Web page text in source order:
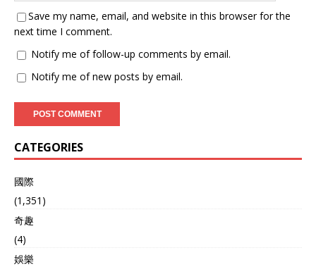
Save my name, email, and website in this browser for the
next time I comment.
Notify me of follow-up comments by email.
Notify me of new posts by email.
CATEGORIES
國際
(1,351)
奇趣
(4)
娛樂